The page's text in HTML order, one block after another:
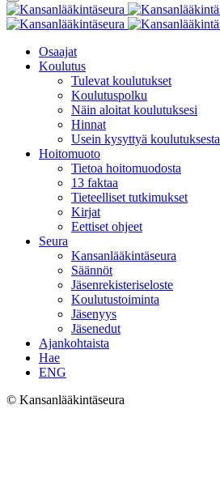
Osaajat
Koulutus
Tulevat koulutukset
Koulutuspolku
Näin aloitat koulutuksesi
Hinnat
Usein kysyttyä koulutuksesta
Hoitomuoto
Tietoa hoitomuodosta
13 faktaa
Tieteelliset tutkimukset
Kirjat
Eettiset ohjeet
Seura
Kansanlääkintäseura
Säännöt
Jäsenrekisteriseloste
Koulutustoiminta
Jäsenyys
Jäsenedut
Ajankohtaista
Hae
ENG
© Kansanlääkintäseura